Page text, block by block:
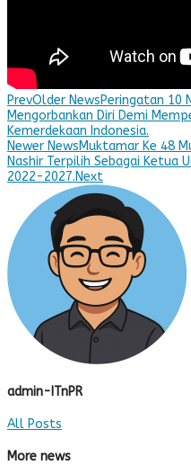
PrevOlder NewsPeringatan 10
Mengorbankan Diri Demi
Kemerdekaan Indonesia.
Newer NewsMuktamar Ke 48
Nashir Terpilih Sebagai Ketua
2022-2027.Next
admin-ITnPR
All Posts
More news